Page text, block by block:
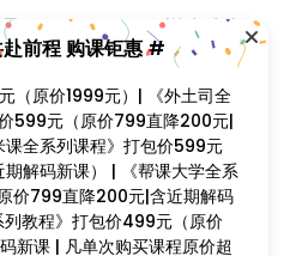
抖音教程 拼多多 拼多多教
米课
谷歌SEO课程 谷歌运用教程
雷子教程 颜Sir 飞橙教育
前程 购课钜惠 #
（原价1999元）| 《外土司全
599元（原价799直降200元|
全系列课程》打包价599元
期解码新课） | 《帮课大学全系
价799直降200元|含近期解码
教程》打包价499元（原价
新课 | 凡单次购买课程原价超